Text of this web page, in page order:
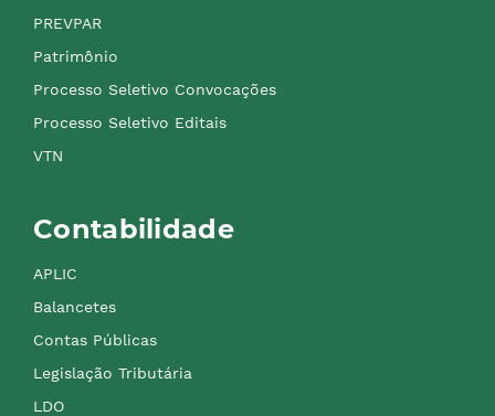
PREVPAR
Patrimônio
Processo Seletivo Convocações
Processo Seletivo Editais
VTN
Contabilidade
APLIC
Balancetes
Contas Públicas
Legislação Tributária
LDO